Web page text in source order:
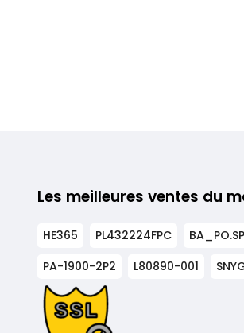
Les meilleures ventes du
HE365 PL432224FPC
PA-1900-2P2
L80890-001